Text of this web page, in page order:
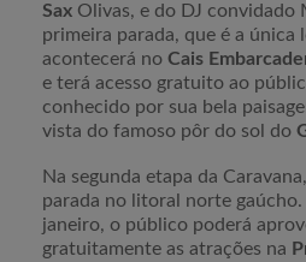
Sax Olivas, e do DJ convidado
primeira parada, que é a única
acontecerá no Cais
e terá acesso gratuito ao
conhecido por sua bela
vista do famoso pôr do sol do
Na segunda etapa da
parada no litoral norte
janeiro, o público poderá
gratuitamente as atrações na